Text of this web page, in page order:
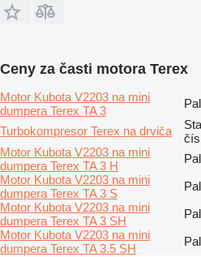
Ceny za časti motora Terex
Motor Kubota V2203 na mini
dumpera Terex TA 3
Turbokompresor Terex na drviča
Motor Kubota V2203 na mini
dumpera Terex TA 3 H
Motor Kubota V2203 na mini
dumpera Terex TA 3 S
Motor Kubota V2203 na mini
dumpera Terex TA 3 SH
Motor Kubota V2203 na mini
dumpera Terex TA 3.5 SH